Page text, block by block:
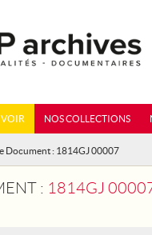
VOIR NOS COLLECTIONS
Document : 1814GJ 00007
: 1814GJ